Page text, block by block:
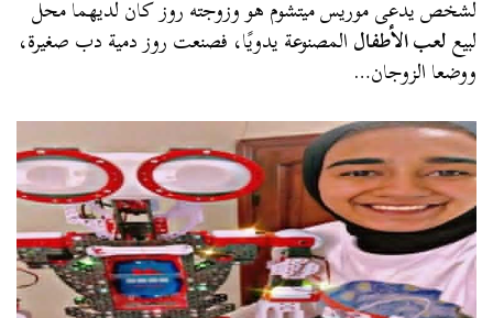
لشخص يدعى موريس ميتشوم هو وزوجته روز كان لديهما محل
لبيعلعب الأطفالالمصنوعة يدويًا، فصنعت روز دمية دب صغيرة،
ووضعا الزوجان…